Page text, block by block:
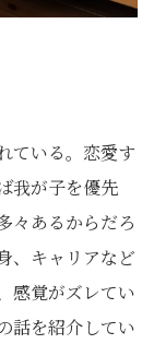
ている。恋愛す
我が子を優先
々あるからだろ
、キャリアなど
感覚がズレてい
話を紹介してい